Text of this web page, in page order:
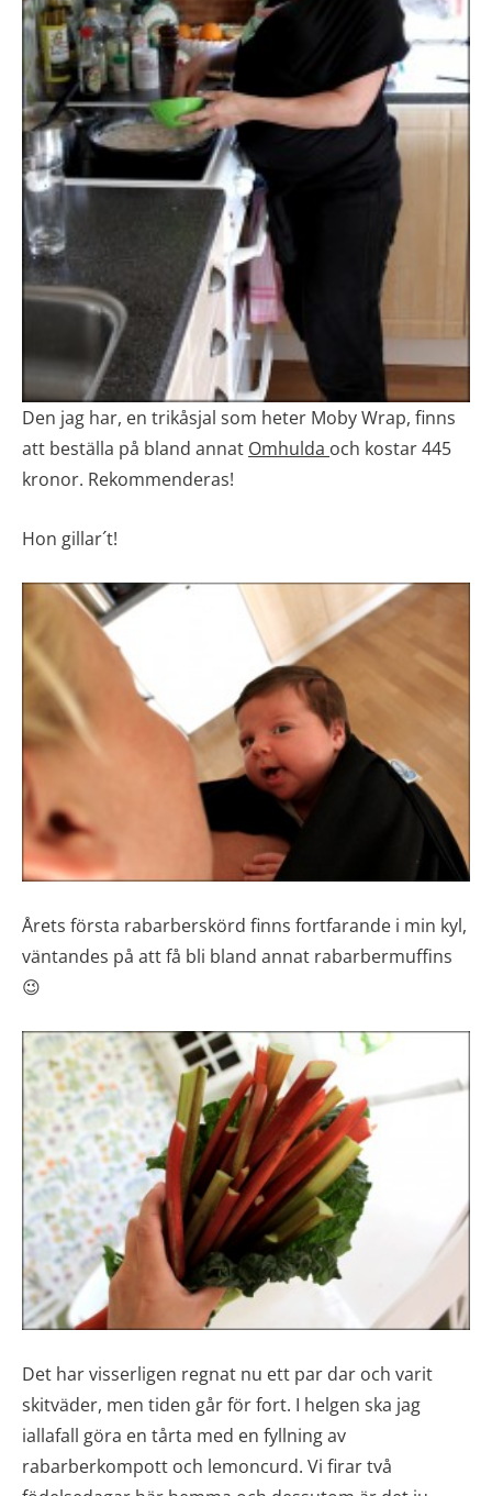
Den jag har, en trikåsjal som heter Moby Wrap, finns
att beställa på bland annat Omhulda och kostar 445
kronor. Rekommenderas!
Hon gillar´t!
Årets första rabarberskörd finns fortfarande i min kyl,
väntandes på att få bli bland annat rabarbermuffins
😉
Det har visserligen regnat nu ett par dar och varit
skitväder, men tiden går för fort. I helgen ska jag
iallafall göra en tårta med en fyllning av
rabarberkompott och lemoncurd. Vi firar två